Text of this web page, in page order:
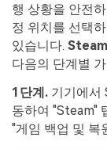
행 상황을 안전
정 위치를 선택
있습니다.
다음의 단계별
1단계. 기기에서
동하여 "Steam"
"게임 백업 및 복